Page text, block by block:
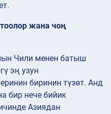
жана чоң
Чили менен батыш
эң узун
биринин түзөт. Анд
бир нече бийик
Азиядан